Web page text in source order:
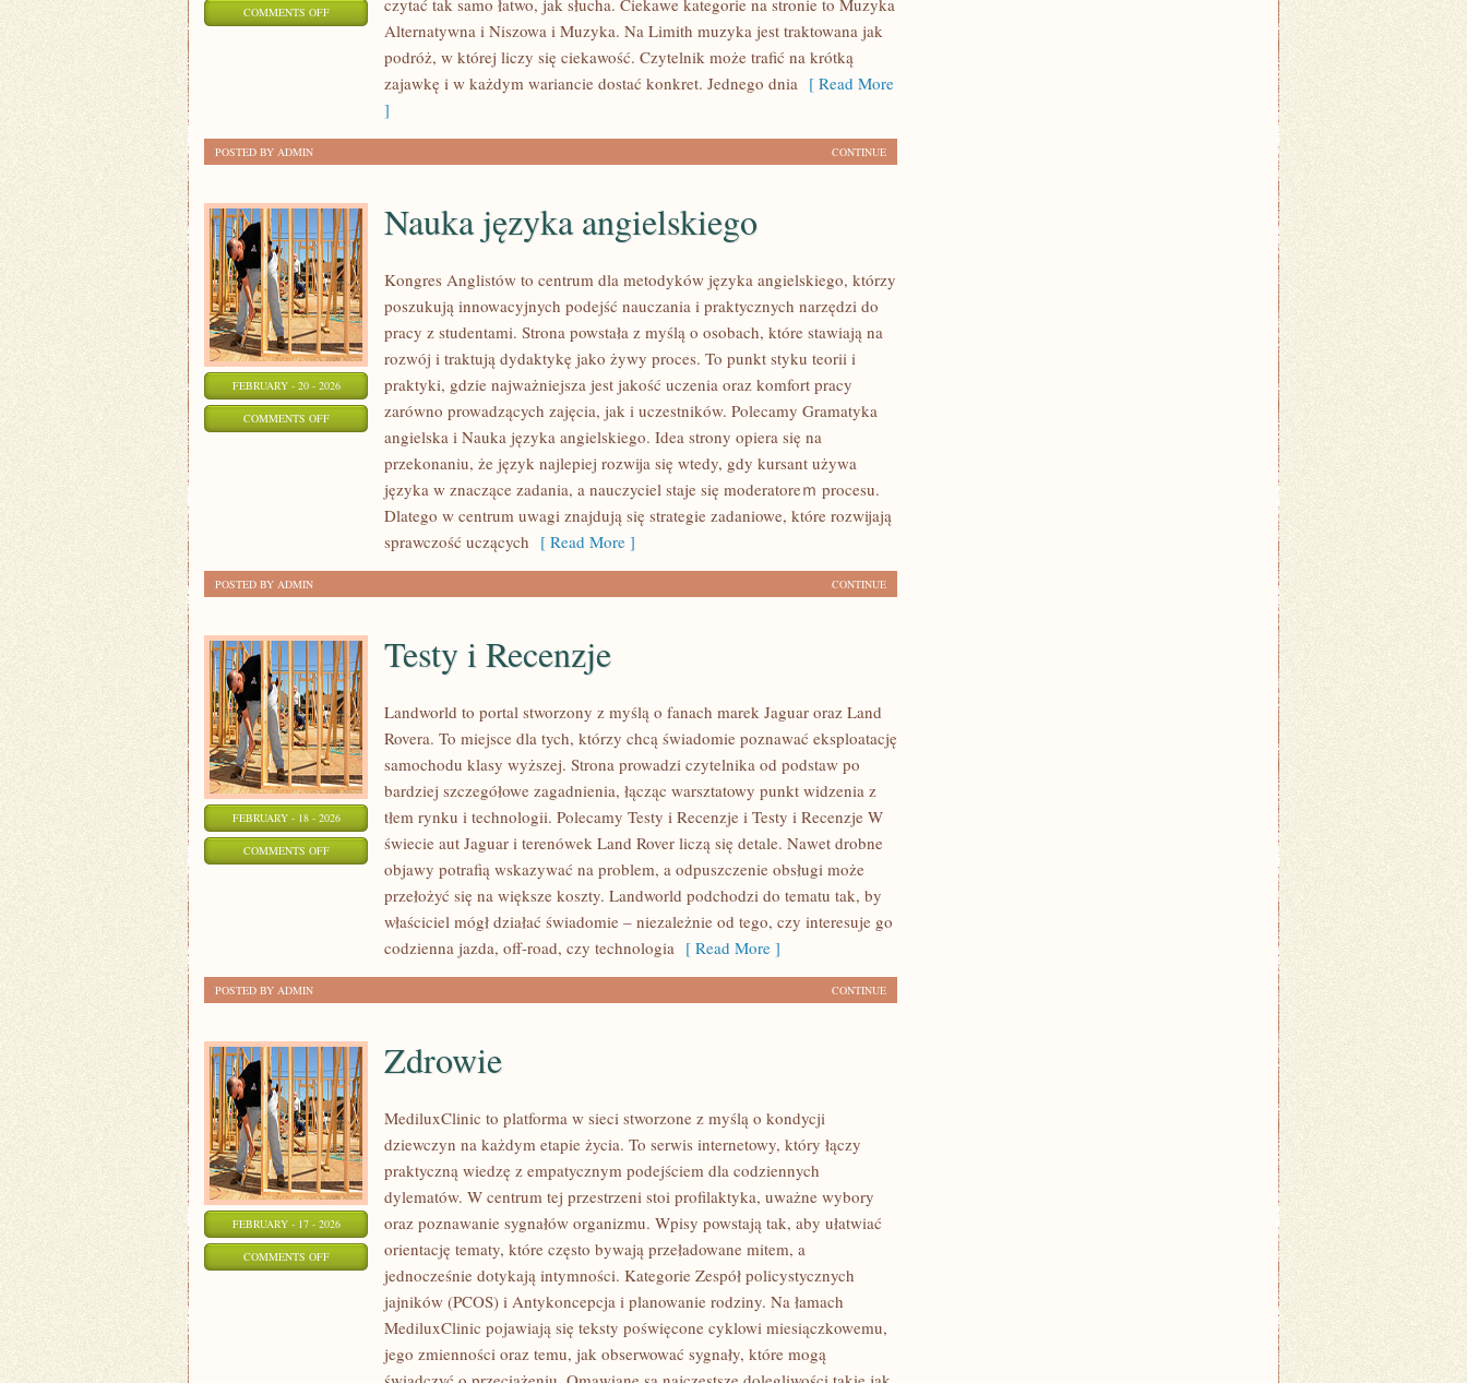
COMMENTS OFFON
SERIALOWA
czytać tak samo łatwo, jak słucha. Ciekawe kategorie na stronie to Muzyka
Alternatywna i Niszowa i Muzyka. Na Limith muzyka jest traktowana jak
podróż, w której liczy się ciekawość. Czytelnik może trafić na krótką
zajawkę i w każdym wariancie dostać konkret. Jednego dnia [ Read More
]
CONTINUE
POSTED BY ADMIN
FEBRUARY - 20 - 2026
COMMENTS OFFON
ANGIELSKIEGO
Nauka języka angielskiego
Kongres Anglistów to centrum dla metodyków języka angielskiego, którzy
poszukują innowacyjnych podejść nauczania i praktycznych narzędzi do
pracy z studentami. Strona powstała z myślą o osobach, które stawiają na
rozwój i traktują dydaktykę jako żywy proces. To punkt styku teorii i
praktyki, gdzie najważniejsza jest jakość uczenia oraz komfort pracy
zarówno prowadzących zajęcia, jak i uczestników. Polecamy Gramatyka
angielska i Nauka języka angielskiego. Idea strony opiera się na
przekonaniu, że język najlepiej rozwija się wtedy, gdy kursant używa
języka w znaczące zadania, a nauczyciel staje się moderatoreｍ procesu.
Dlatego w centrum uwagi znajdują się strategie zadaniowe, które rozwijają
sprawczość uczących [ Read More ]
CONTINUE
POSTED BY ADMIN
FEBRUARY - 18 - 2026
COMMENTS OFFON
Testy i Recenzje
Landworld to portal stworzony z myślą o fanach marek Jaguar oraz Land
Rovera. To miejsce dla tych, którzy chcą świadomie poznawać eksploatację
samochodu klasy wyższej. Strona prowadzi czytelnika od podstaw po
bardziej szczegółowe zagadnienia, łącząc warsztatowy punkt widzenia z
tłem rynku i technologii. Polecamy Testy i Recenzje i Testy i Recenzje W
świecie aut Jaguar i terenówek Land Rover liczą się detale. Nawet drobne
objawy potrafią wskazywać na problem, a odpuszczenie obsługi może
przełożyć się na większe koszty. Landworld podchodzi do tematu tak, by
właściciel mógł działać świadomie – niezależnie od tego, czy interesuje go
codzienna jazda, off-road, czy technologia [ Read More ]
CONTINUE
POSTED BY ADMIN
FEBRUARY - 17 - 2026
COMMENTS OFFON
Zdrowie
MediluxClinic to platforma w sieci stworzone z myślą o kondycji
dziewczyn na każdym etapie życia. To serwis internetowy, który łączy
praktyczną wiedzę z empatycznym podejściem dla codziennych
dylematów. W centrum tej przestrzeni stoi profilaktyka, uważne wybory
oraz poznawanie sygnałów organizmu. Wpisy powstają tak, aby ułatwiać
orientację tematy, które często bywają przeładowane mitem, a
jednocześnie dotykają intymności. Kategorie Zespół policystycznych
jajników (PCOS) i Antykoncepcja i planowanie rodziny. Na łamach
MediluxClinic pojawiają się teksty poświęcone cyklowi miesiączkowemu,
jego zmienności oraz temu, jak obserwować sygnały, które mogą